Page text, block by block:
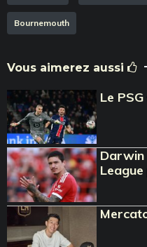
Bournemouth
Vous aimerez aussi
Le
Darwin